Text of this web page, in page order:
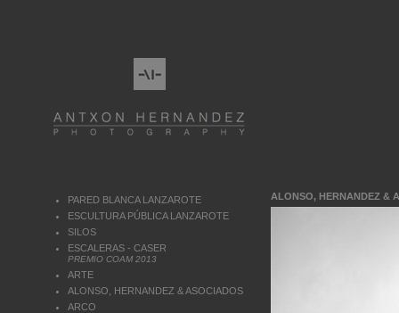
PARED BLANCA LANZAROTE
ESCULTURA PÚBLICA LANZAROTE
SILOS
ESCALERAS - CASER
PREMIO COAM 2013
ARTE
ALONSO, HERNANDEZ & ASOCIADOS
ARCO
ALONSO, HERNANDEZ &